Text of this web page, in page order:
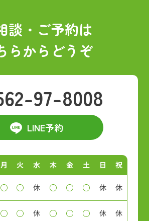
談・ご予約は
らからどうぞ
97-8008
LINE予約
月 火 水 木 金 土 日 祝
休 休 休
休 休 休